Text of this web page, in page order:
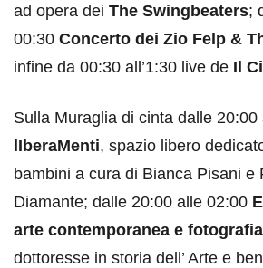
ad opera dei The Swingbeaters;
00:30 Concerto dei Zio Felp &
infine da 00:30 all’1:30 live de Il
Sulla Muraglia di cinta dalle 20:00
lIberaMenti, spazio libero
bambini a cura di Bianca Pisani e
Diamante; dalle 20:00 alle 02:00
arte contemporanea e fotografia
dottoresse in storia dell’ Arte e